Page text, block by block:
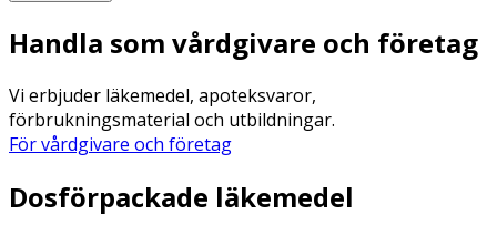
Handla som vårdgivare och företag
Vi erbjuder läkemedel, apoteksvaror,
förbrukningsmaterial och utbildningar.
För vårdgivare och företag
Dosförpackade läkemedel